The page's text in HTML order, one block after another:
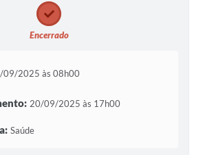
Encerrado
09/2025 às 08h00
20/09/2025 às 17h00
Saúde